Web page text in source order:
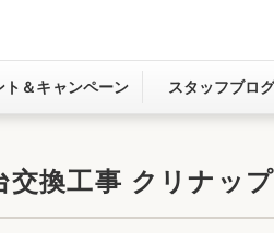
玄関まわり
カースペース
足度アンケート
ト＆キャンペーン スタッフブロ
交換工事 クリナッ